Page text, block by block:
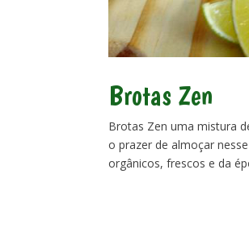
Brotas Zen
Brotas Zen uma mistura
o prazer de almoçar
orgânicos, frescos e da